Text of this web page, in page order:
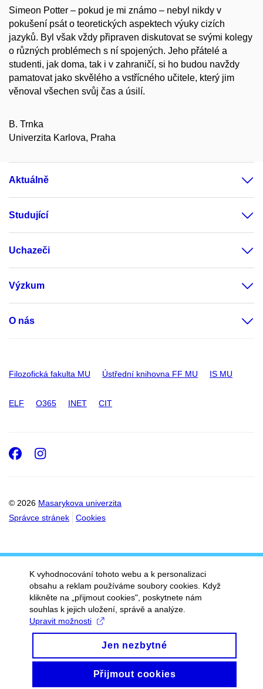
Simeon Potter – pokud je mi známo – nebyl nikdy v
pokušení psát o teoretických aspektech výuky cizích
jazyků. Byl však vždy připraven diskutovat se svými kolegy
o různých problémech s ní spojených. Jeho přátelé a
studenti, jak doma, tak i v zahraničí, si ho budou navždy
pamatovat jako skvělého a vstřícného učitele, který jim
věnoval všechen svůj čas a úsilí.
B. Trnka
Univerzita Karlova, Praha
Aktuálně
Studující
Uchazeči
Výzkum
O nás
Filozofická fakulta MU Ústřední knihovna FF MU IS MU
ELF O365 INET CIT
© 2026 Masarykova univerzita
Správce stránek
Cookies
Facebook
Instagram
K vyhodnocování tohoto webu a k personalizaci
obsahu a reklam používáme soubory cookies. Když
klikněte na „přijmout cookies", poskytnete nám
souhlas k jejich uložení, správě a analýze.
Upravit možnosti
Jen nezbytné
Přijmout cookies